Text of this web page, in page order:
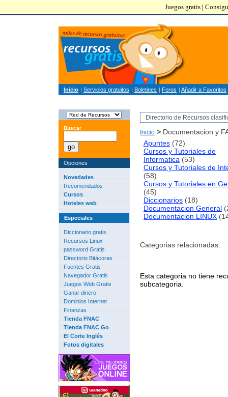
Juegos gratis|
Inicio | Servicios gratuitos | Boletines | Foros | Añadir a Favoritos
Buscar
Opciones
Novedades
Recomendados
Cursos
Hoteles web
Especiales
Diccionario gratis
Recursos Linux
password Gratis
Directorio Bitácoras
Fuentes Gratis
Navegador Gratis
Juegos Web Gratis
Ganar dinero
Dominios Internet
Finanzas
Tienda FNAC
Tienda FNAC Go
El Corte Inglés
Fotos digitales
Directorio de Recursos
Inicio > Documentacion y
Apuntes (72)
Cursos y Tutoriales de
Informatica (53)
Cursos y Tutoriales de
(58)
Cursos y Tutoriales en
(45)
Diccionarios (18)
Documentacion General
Documentacion LINUX
Categorias relacionadas:
Esta categoria no tiene
subcategoria.